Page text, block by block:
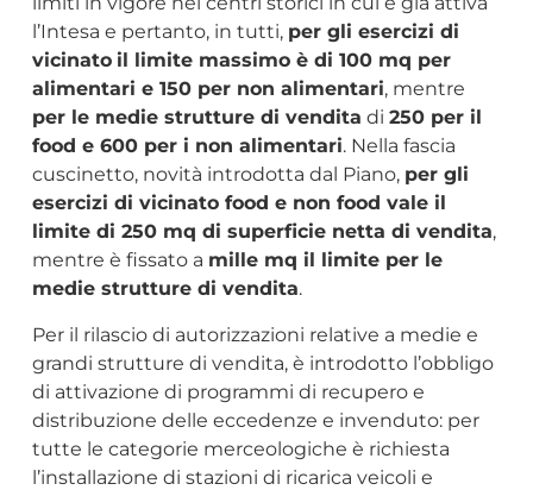
l’Intesa e pertanto, in tutti, per gli esercizi di
vicinato il limite massimo è di 100 mq per
alimentari e 150 per non alimentari, mentre
per le medie strutture di vendita di 250 per il
food e 600 per i non alimentari. Nella fascia
cuscinetto, novità introdotta dal Piano, per gli
esercizi di vicinato food e non food vale il
limite di 250 mq di superficie netta di vendita,
mentre è fissato a mille mq il limite per le
medie strutture di vendita.
Per il rilascio di autorizzazioni relative a medie e
grandi strutture di vendita, è introdotto l’obbligo
di attivazione di programmi di recupero e
distribuzione delle eccedenze e invenduto: per
tutte le categorie merceologiche è richiesta
l’installazione di stazioni di ricarica veicoli e